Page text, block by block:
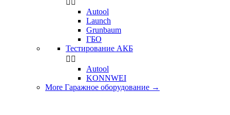
 
Autool
Launch
Grunbaum
ГБО
Тестирование АКБ
 
Autool
KONNWEI
More Гаражное оборудование →